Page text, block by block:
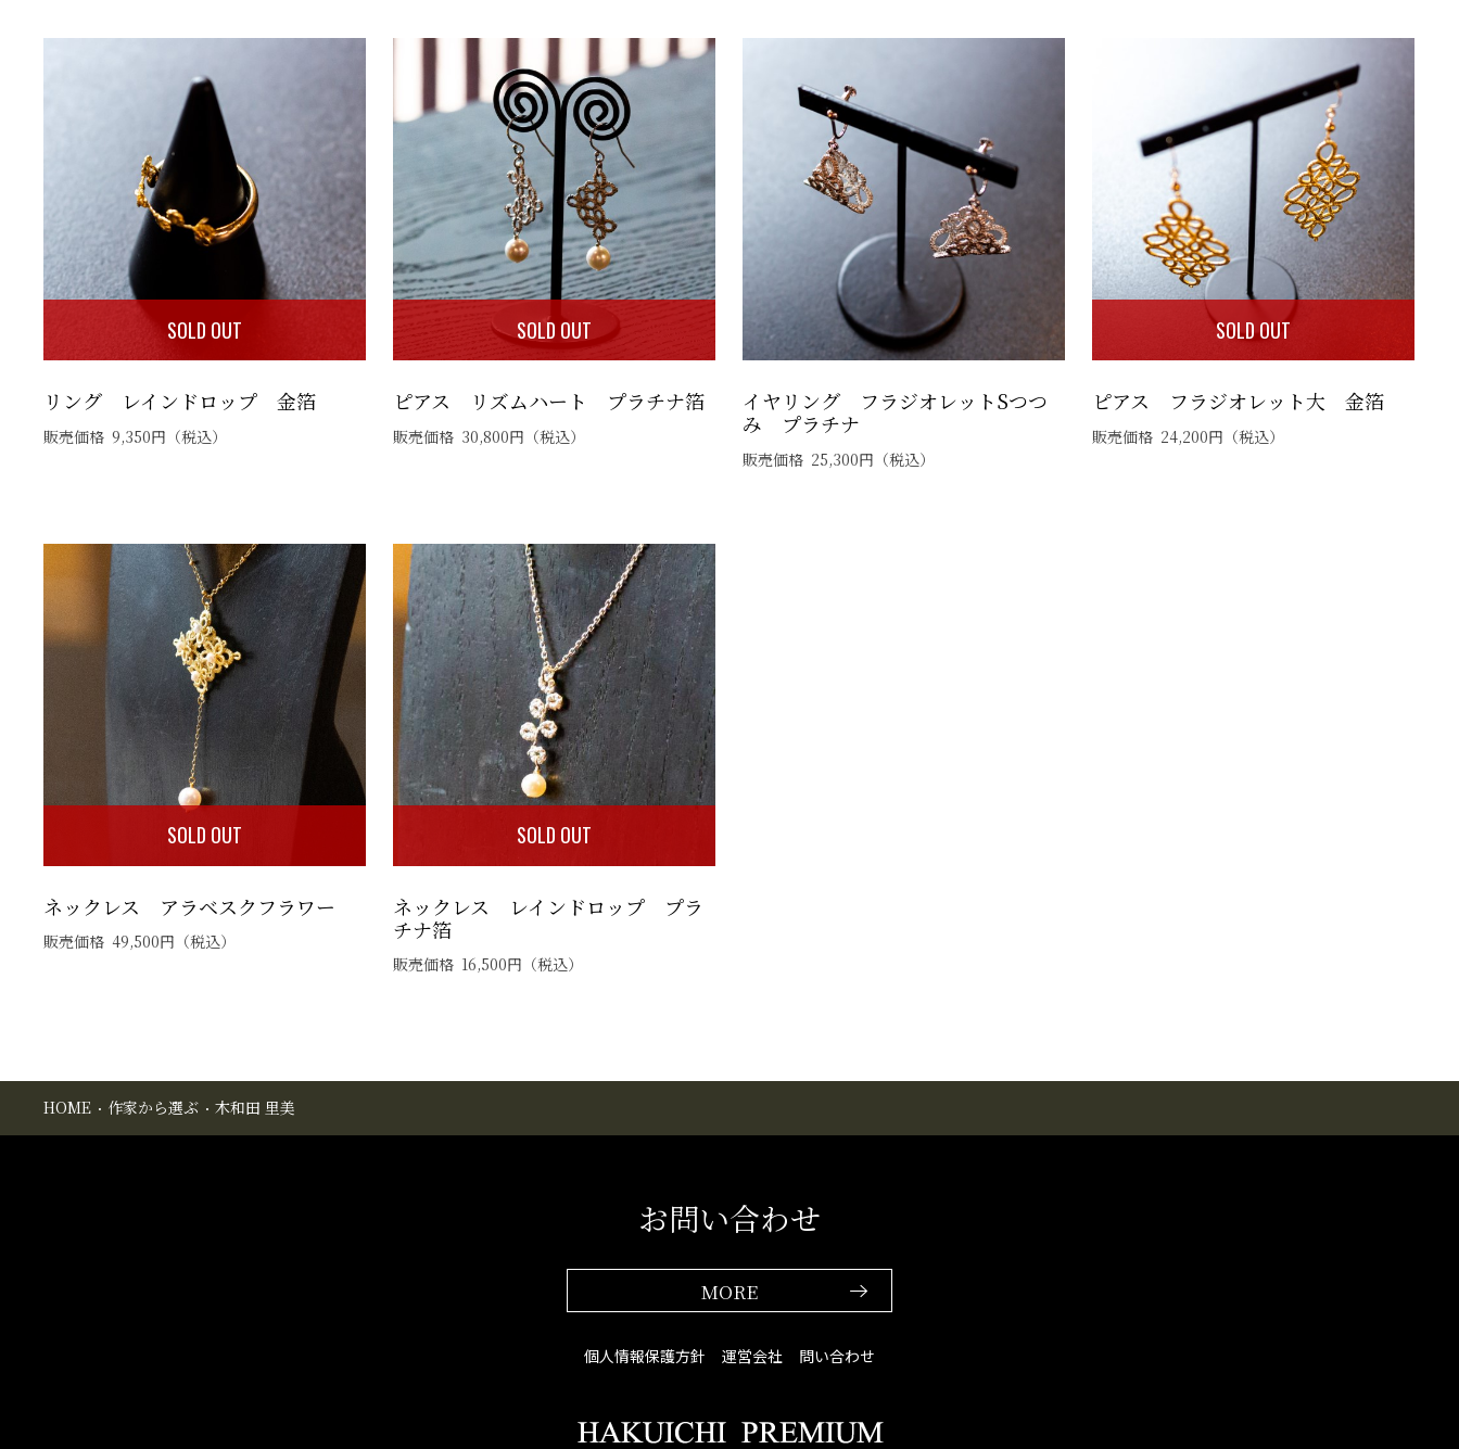
SOLD OUT
リング レインドロップ 金箔
販売価格 9,350円 （税込）
SOLD OUT
ピアス リズムハート プラチナ箔
販売価格 30,800円 （税込）
イヤリング フラジオレットSつつ
み プラチナ
販売価格 25,300円 （税込）
SOLD OUT
ピアス フラジオレット大 金箔
販売価格 24,200円 （税込）
SOLD OUT
ネックレス アラベスクフラワー
販売価格 49,500円 （税込）
SOLD OUT
ネックレス レインドロップ プラ
チナ箔
販売価格 16,500円 （税込）
HOME 作家から選ぶ 木和田 里美
お問い合わせ
MORE
個人情報保護方針 運営会社 問い合わせ